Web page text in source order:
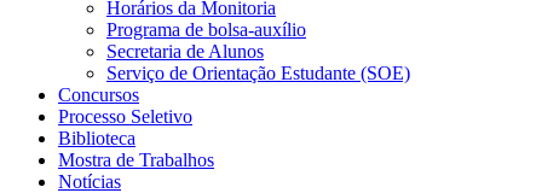
Horários da Monitoria
Programa de bolsa-auxílio
Secretaria de Alunos
Serviço de Orientação Estudante (SOE)
Concursos
Processo Seletivo
Biblioteca
Mostra de Trabalhos
Notícias